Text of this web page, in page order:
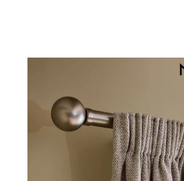
Shorts
Rash Vests
Sun Safe Swimwear
Sun Hats & Caps
Denim Jackets